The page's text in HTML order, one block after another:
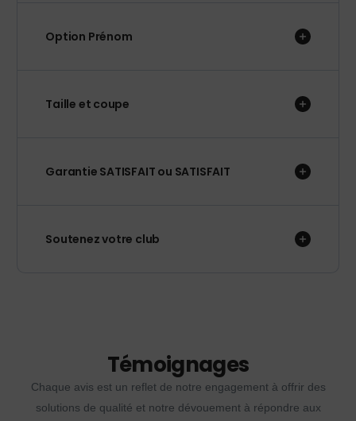
Option Prénom
Taille et coupe
Garantie SATISFAIT ou SATISFAIT
Soutenez votre club
Témoignages
Chaque avis est un reflet de notre engagement à offrir des
solutions de qualité et notre dévouement à répondre aux